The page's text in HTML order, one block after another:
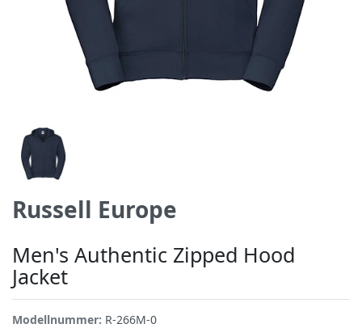
Russell Europe
Men's Authentic Zipped Hood
Jacket
Modellnummer: R-266M-0